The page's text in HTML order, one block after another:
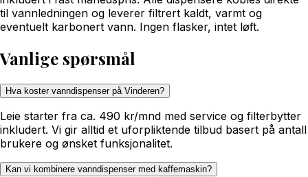
til vannledningen og leverer filtrert kaldt, varmt og
eventuelt karbonert vann. Ingen flasker, intet løft.
Vanlige spørsmål
Hva koster vanndispenser på Vinderen?
Leie starter fra ca. 490 kr/mnd med service og filterbytter
inkludert. Vi gir alltid et uforpliktende tilbud basert på antall
brukere og ønsket funksjonalitet.
Kan vi kombinere vanndispenser med kaffemaskin?